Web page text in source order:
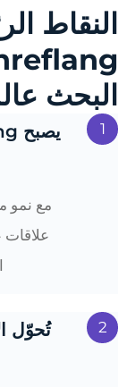
النقاط
البحث
1
علاقات
2